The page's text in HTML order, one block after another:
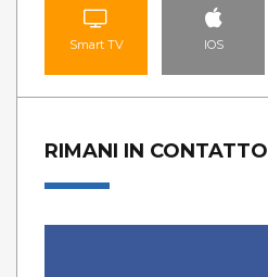
Smart TV IOS
RIMANI IN CONTATTO